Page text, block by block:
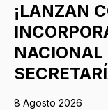
¡LANZAN
NACIONAL
8 Agosto 2026